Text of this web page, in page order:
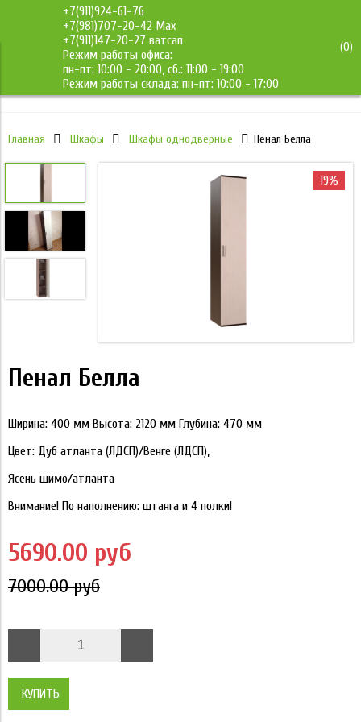
+7(911)924-61-76
+7(981)707-20-42 Max
+7(911)147-20-27 ватсап
Режим работы офиса:
пн-пт: 10:00 - 20:00, сб.: 11:00 - 19:00
Режим работы склада: пн-пт: 10:00 - 17:00
(0)
ДМС-Мебель
Главная Шкафы Шкафы однодверные Пенал Белла
19%
Пенал Белла
Ширина: 400 мм Высота: 2120 мм Глубина: 470 мм
Цвет: Дуб атланта (ЛДСП)/Венге (ЛДСП),
Ясень шимо/атланта
Внимание! По наполнению: штанга и 4 полки!
5690.00 руб
7000.00 руб
КУПИТЬ